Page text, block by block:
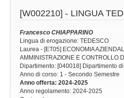
[W002210] - LINGUA
Francesco CHIAPPARINO
Lingua di erogazione: TEDESCO
Laurea - [ET05] ECONOMIA
AMMINISTRAZIONE E CONTROLLO
Dipartimento: [040018] Dipartimento
Anno di corso: 1 - Secondo Semestre
Anno offerta: 2024-2025
Anno regolamento: 2024-2025